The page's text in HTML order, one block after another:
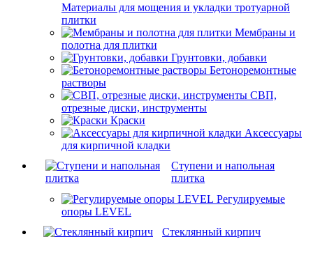
Материалы для мощения и укладки тротуарной
плитки
Мембраны и
полотна для плитки
Грунтовки, добавки
Бетоноремонтные
растворы
СВП,
отрезные диски, инструменты
Краски
Аксессуары
для кирпичной кладки
Ступени и напольная
плитка
Регулируемые
опоры LEVEL
Cтеклянный кирпич